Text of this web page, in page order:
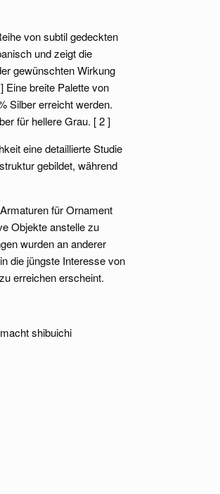
von subtil gedeckten
und zeigt die
gewünschten Wirkung
Eine breite Palette von
Silber erreicht werden.
für hellere Grau. [ 2 ]
eine detaillierte Studie
gebildet, während
für Ornament
Objekte anstelle zu
wurden an anderer
die jüngste Interesse von
erreichen erscheint.
shibuichi